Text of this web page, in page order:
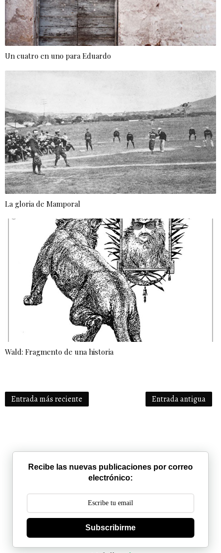
Un cuatro en uno para Eduardo
La gloria de Mamporal
Wald: Fragmento de una historia
Entrada más reciente Entrada antigua
Recibe las nuevas publicaciones por correo
electrónico:
Subscribirme